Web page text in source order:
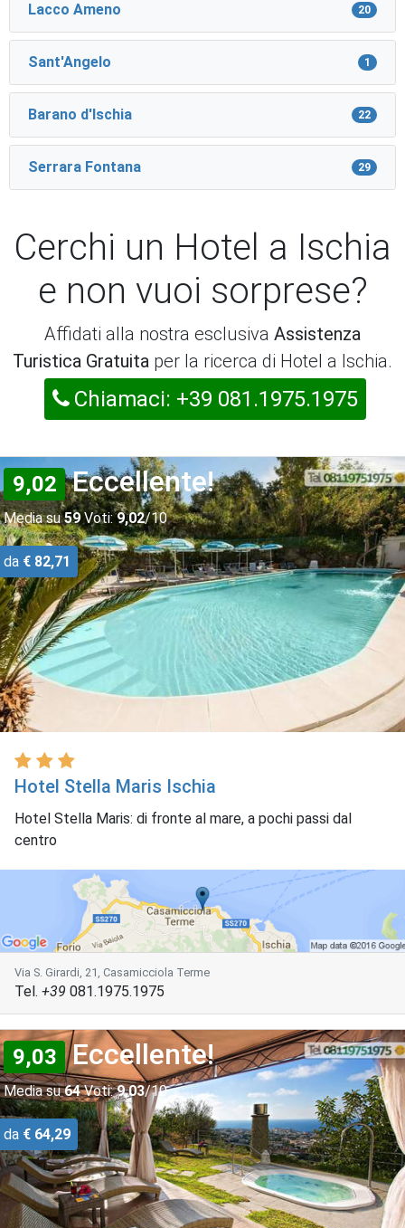
Lacco Ameno 20
Sant'Angelo 1
Barano d'Ischia 22
Serrara Fontana 29
Cerchi un Hotel a Ischia
e non vuoi sorprese?
Affidati alla nostra esclusiva Assistenza
Turistica Gratuita per la ricerca di Hotel a Ischia.
Chiamaci: +39 081.1975.1975
9,02 Eccellente!
Media su59Voti: 9,02/10
da € 82,71
Hotel Stella Maris Ischia
Hotel Stella Maris: di fronte al mare, a pochi passi dal
centro
Via S. Girardi, 21, Casamicciola Terme
Tel. +39 081.1975.1975
9,03 Eccellente!
Media su64Voti: 9,03/10
da € 64,29